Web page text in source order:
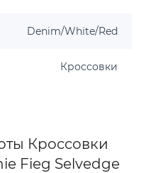
Denim/White/Red
Кроссовки
Кроссовки
Fieg Selvedge